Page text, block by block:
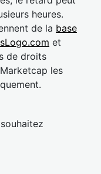
heures.
de la base
et
de droits
les